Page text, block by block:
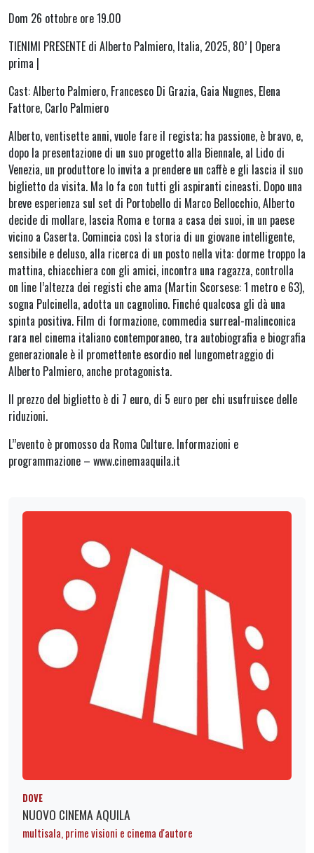
Dom 26 ottobre ore 19.00
TIENIMI PRESENTE di Alberto Palmiero, Italia, 2025, 80’ | Opera
prima |
Cast: Alberto Palmiero, Francesco Di Grazia, Gaia Nugnes, Elena
Fattore, Carlo Palmiero
Alberto, ventisette anni, vuole fare il regista; ha passione, è bravo, e,
dopo la presentazione di un suo progetto alla Biennale, al Lido di
Venezia, un produttore lo invita a prendere un caffè e gli lascia il suo
biglietto da visita. Ma lo fa con tutti gli aspiranti cineasti. Dopo una
breve esperienza sul set di Portobello di Marco Bellocchio, Alberto
decide di mollare, lascia Roma e torna a casa dei suoi, in un paese
vicino a Caserta. Comincia così la storia di un giovane intelligente,
sensibile e deluso, alla ricerca di un posto nella vita: dorme troppo la
mattina, chiacchiera con gli amici, incontra una ragazza, controlla
on line l’altezza dei registi che ama (Martin Scorsese: 1 metro e 63),
sogna Pulcinella, adotta un cagnolino. Finché qualcosa gli dà una
spinta positiva. Film di formazione, commedia surreal-malinconica
rara nel cinema italiano contemporaneo, tra autobiografia e biografia
generazionale è il promettente esordio nel lungometraggio di
Alberto Palmiero, anche protagonista.
Il prezzo del biglietto è di 7 euro, di 5 euro per chi usufruisce delle
riduzioni.
L’’evento è promosso da Roma Culture. Informazioni e
programmazione – www.cinemaaquila.it
DOVE
NUOVO CINEMA AQUILA
multisala, prime visioni e cinema d'autore